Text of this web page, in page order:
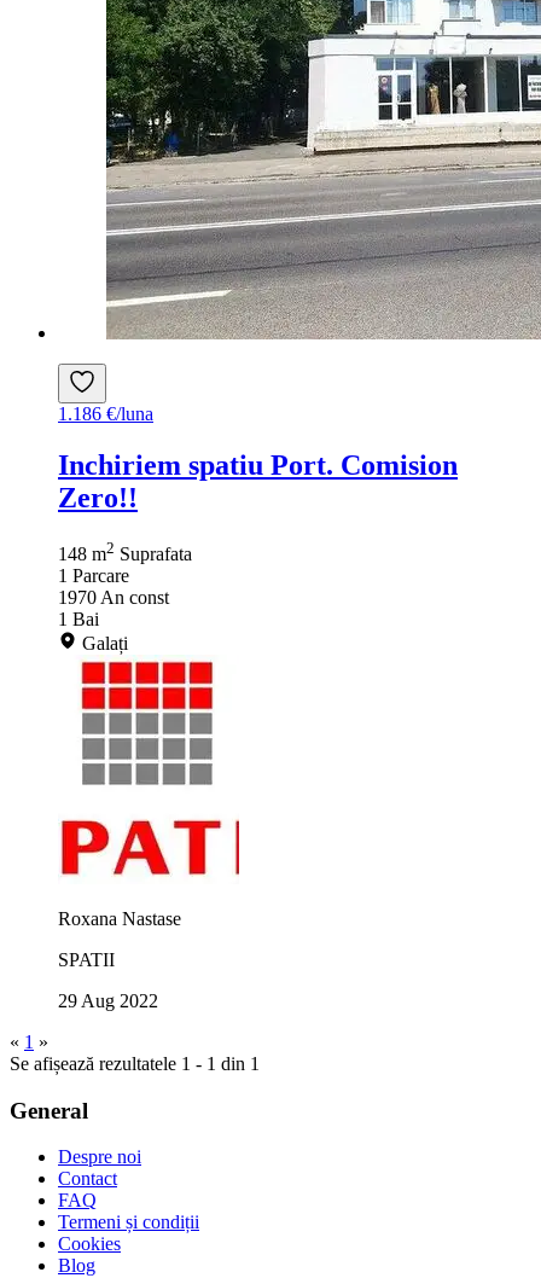
1.186 €/luna
Inchiriem spatiu Port. Comision
Zero!!
148 m2 Suprafata
1 Parcare
1970 An const
1 Bai
Galați
Roxana Nastase
SPATII
29 Aug 2022
« 1 »
Se afișează rezultatele 1 - 1 din 1
General
Despre noi
Contact
FAQ
Termeni și condiții
Cookies
Blog